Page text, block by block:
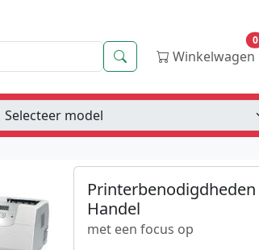
Zoeken Winkelwagen
0
Printerbenodigdheden
Handel
met een focus op